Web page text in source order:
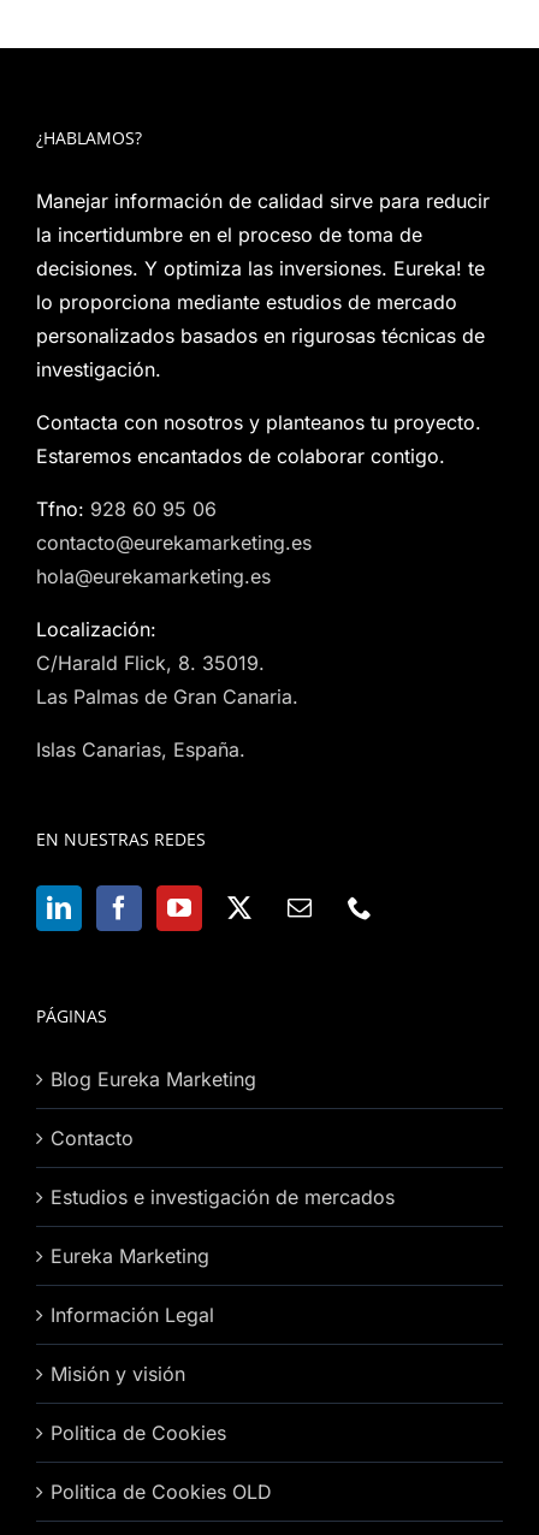
¿HABLAMOS?
Manejar información de calidad sirve para reducir
la incertidumbre en el proceso de toma de
decisiones. Y optimiza las inversiones. Eureka! te
lo proporciona mediante estudios de mercado
personalizados basados en rigurosas técnicas de
investigación.
Contacta con nosotros y planteanos tu proyecto.
Estaremos encantados de colaborar contigo.
Tfno: 928 60 95 06
contacto@eurekamarketing.es
hola@eurekamarketing.es
Localización:
C/Harald Flick, 8. 35019.
Las Palmas de Gran Canaria.
Islas Canarias, España.
EN NUESTRAS REDES
PÁGINAS
Blog Eureka Marketing
Contacto
Estudios e investigación de mercados
Eureka Marketing
Información Legal
Misión y visión
Politica de Cookies
Politica de Cookies OLD